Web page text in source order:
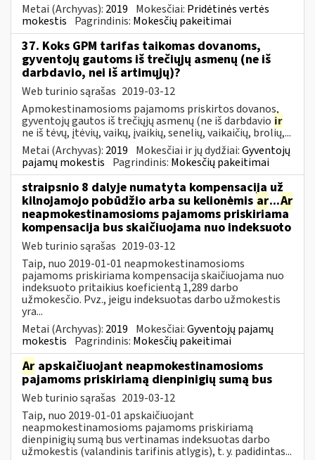
Metai (Archyvas): 2019 Mokesčiai: Pridėtinės vertės
mokestis Pagrindinis: Mokesčių pakeitimai
37. Koks GPM tarifas taikomas dovanoms,
gyventojų gautoms iš trečiųjų asmenų (ne iš
darbdavio, nei iš artimųjų)?
Web turinio sąrašas 2019-03-12
Apmokestinamosioms pajamoms priskirtos dovanos,
gyventojų gautos iš trečiųjų asmenų (ne iš darbdavio ir
ne iš tėvų, įtėvių, vaikų, įvaikių, senelių, vaikaičių, brolių,...
Metai (Archyvas): 2019 Mokesčiai ir jų dydžiai:Gyventojų
pajamų mokestis Pagrindinis: Mokesčių pakeitimai
straipsnio 8 dalyje numatyta kompensacija už
kilnojamojo pobūdžio arba su kelionėmis ar...Ar
neapmokestinamosioms pajamoms priskiriama
kompensacija bus skaičiuojama nuo indeksuoto
Web turinio sąrašas 2019-03-12
Taip, nuo 2019-01-01 neapmokestinamosioms
pajamoms priskiriama kompensacija skaičiuojama nuo
indeksuoto pritaikius koeficientą 1,289 darbo
užmokesčio. Pvz., jeigu indeksuotas darbo užmokestis
yra...
Metai (Archyvas): 2019 Mokesčiai:Gyventojų pajamų
mokestis Pagrindinis: Mokesčių pakeitimai
Ar apskaičiuojant neapmokestinamosioms
pajamoms priskiriamą dienpinigių sumą bus
Web turinio sąrašas 2019-03-12
Taip, nuo 2019-01-01 apskaičiuojant
neapmokestinamosioms pajamoms priskiriamą
dienpinigių sumą bus vertinamas indeksuotas darbo
užmokestis (valandinis tarifinis atlygis), t. y. padidintas...